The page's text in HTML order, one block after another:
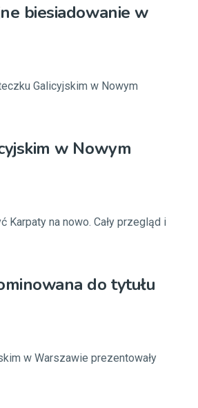
biesiadowanie w
Galicyjskim w Nowym
w Nowym
Karpaty na nowo. Cały przegląd i
do tytułu
w Warszawie prezentowały